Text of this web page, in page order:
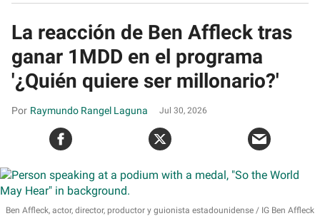
La reacción de Ben Affleck tras
ganar 1MDD en el programa
'¿Quién quiere ser millonario?'
Raymundo Rangel Laguna Jul 30, 2026
Ben Affleck, actor, director, productor y guionista estadounidense IG Ben Affleck